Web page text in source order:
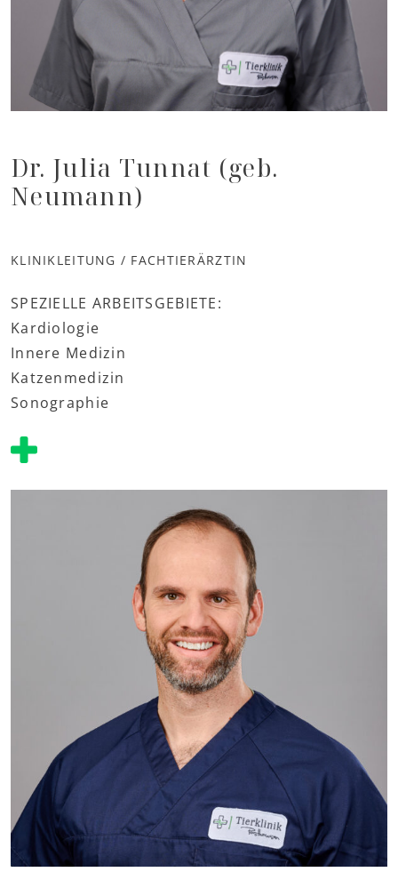
Dr. Julia Tunnat (geb.
Neumann)
KLINIKLEITUNG / FACHTIERÄRZTIN
SPEZIELLE ARBEITSGEBIETE:
Kardiologie
Innere Medizin
Katzenmedizin
Sonographie